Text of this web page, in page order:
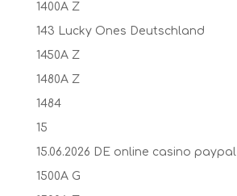
1400A Z
143 Lucky Ones Deutschland
1450A Z
1480A Z
1484
15
15.06.2026 DE online casino paypal
1500A G